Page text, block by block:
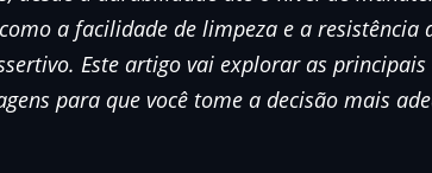
a facilidade de limpeza e a
Este artigo vai explorar as
para que você tome a decisão mais